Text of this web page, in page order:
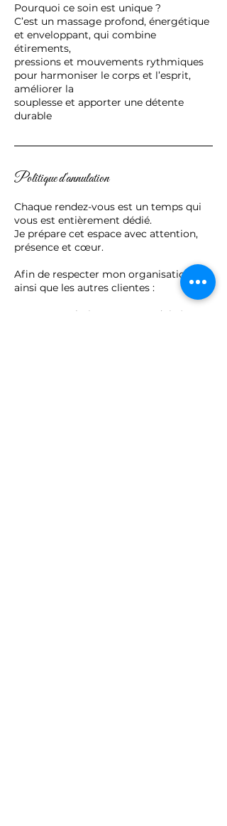
Pourquoi ce soin est unique ?
C’est un massage profond, énergétique
et enveloppant, qui combine
étirements,
pressions et mouvements rythmiques
pour harmoniser le corps et l’esprit,
améliorer la
souplesse et apporter une détente
durable
Politique d'annulation
Chaque rendez-vous est un temps qui
vous est entièrement dédié.
Je prépare cet espace avec attention,
présence et cœur.
Afin de respecter mon organisation
ainsi que les autres clientes :
• Toute annulation ou report doit être